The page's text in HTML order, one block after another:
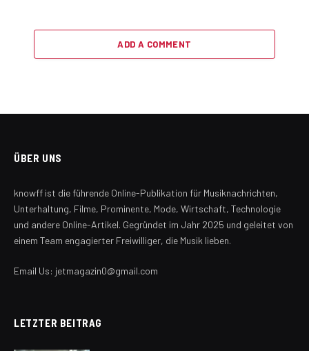
ADD A COMMENT
ÜBER UNS
knowff ist die führende Online-Publikation für Musiknachrichten,
Unterhaltung, Filme, Prominente, Mode, Wirtschaft, Technologie
und andere Online-Artikel. Gegründet im Jahr 2025 und geleitet von
einem Team engagierter Freiwilliger, die Musik lieben.
Email Us: jetmagazin0@gmail.com
LETZTER BEITRAG